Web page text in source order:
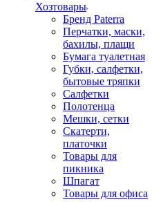
Хозтовары
Бренд Paterra
Перчатки, маски,
бахилы, плащи
Бумага туалетная
Губки, салфетки,
бытовые тряпки
Салфетки
Полотенца
Мешки, сетки
Скатерти,
платочки
Товары для
пикника
Шпагат
Товары для офиса